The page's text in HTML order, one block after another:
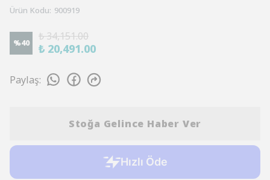
Ürün Kodu: 900919
%40
₺ 34,151.00
₺ 20,491.00
Paylaş:
Stoğa Gelince Haber Ver